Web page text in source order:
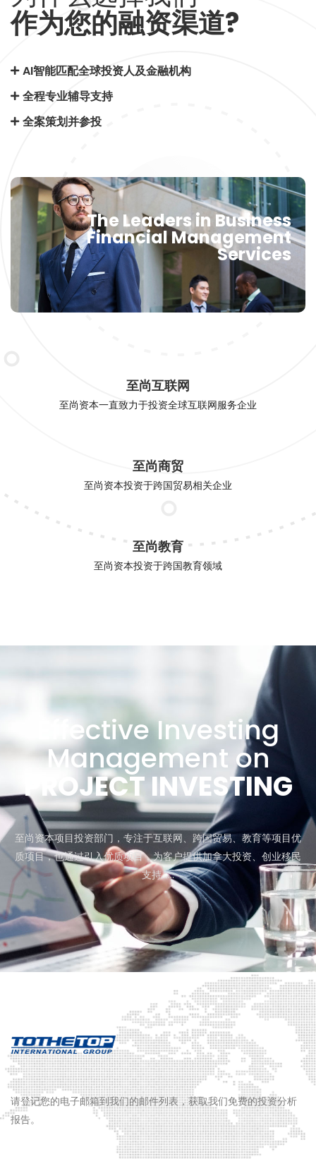
作为您的融资渠道?
AI智能匹配全球投资人及金融机构
全程专业辅导支持
全案策划并参投
The Leaders in Business
Financial Management
Services
至尚互联网
至尚资本一直致力于投资全球互联网服务企业
至尚商贸
至尚资本投资于跨国贸易相关企业
至尚教育
至尚资本投资于跨国教育领域
Effective Investing
Management on
PROJECT INVESTING
至尚资本项目投资部门，专注于互联网、跨国贸易、教育等项目优
质项目，也通过引入优质项目，为客户提供加拿大投资、创业移民
支持……
请登记您的电子邮箱到我们的邮件列表，获取我们免费的投资分析
报告。